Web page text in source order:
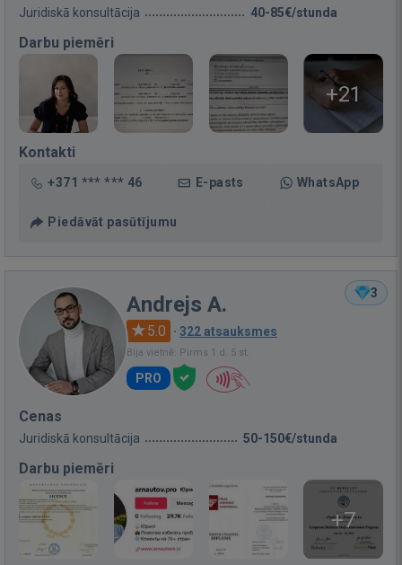
Juridiskā konsultācija 40-85€/stunda
Darbu piemēri
+21
Kontakti
+371 *** *** 46 E-pasts WhatsApp
Piedāvāt pasūtījumu
3
Andrejs A.
5.0 · 322 atsauksmes
Bija vietnē: Pirms 1 d. 5 st.
PRO
Cenas
Juridiskā konsultācija 50-150€/stunda
Darbu piemēri
+7